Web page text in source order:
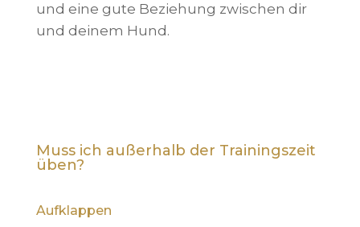
und eine gute Beziehung zwischen dir
und deinem Hund.
Muss ich außerhalb der Trainingszeit
üben?
Aufklappen